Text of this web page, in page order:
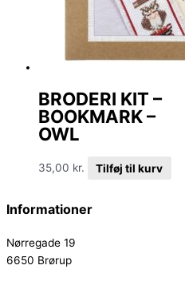
BRODERI KIT –
BOOKMARK –
OWL
35,00 kr. Tilføj til kurv
Informationer
Nørregade 19
6650 Brørup